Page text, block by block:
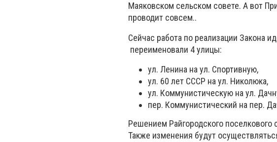
Маяковском сельском совете. А вот
проводит совсем..
Сейчас работа по реализации Закона
переименовали 4 улицы:
ул. Ленина на ул. Спортивную,
ул. 60 лет СССР на ул. Николюка,
ул. Коммунистическую на ул.
пер. Коммунистический на пер.
Решением Райгородского поселкового
Также изменения будут